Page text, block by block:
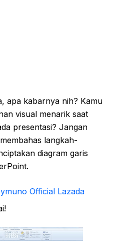
apa kabarnya nih? Kamu
visual menarik saat
presentasi? Jangan
langkah-
diagram garis
Official Lazada